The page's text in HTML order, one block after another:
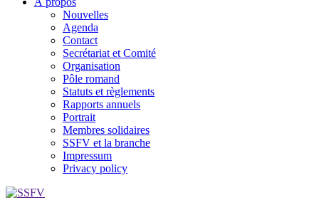
Nouvelles
Agenda
Contact
Secrétariat et Comité
Organisation
Pôle romand
Statuts et règlements
Rapports annuels
Portrait
Membres solidaires
SSFV et la branche
Impressum
Privacy policy